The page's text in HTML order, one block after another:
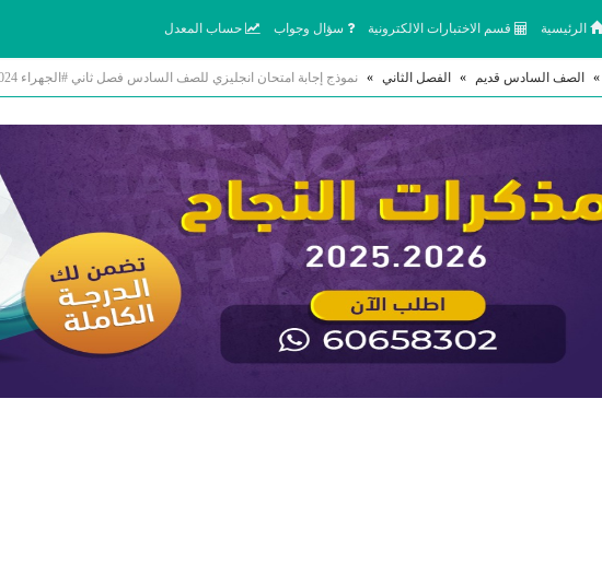
الرئيسية قسم الاختبارات الالكترونية سؤال وجواب حساب المعدل
» الصف السادس قديم » الفصل الثاني » نموذج إجابة امتحان انجليزي للصف السادس فصل ثاني #الجهراء 2024-2025